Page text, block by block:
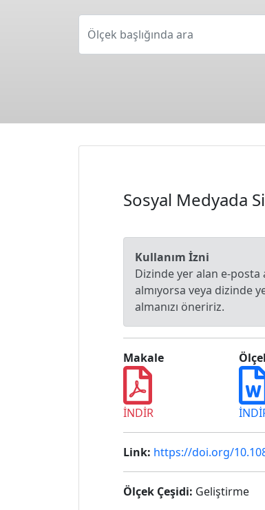
Ölçek başlığında ara
Sosyal Medyada
Kullanım İzni
Dizinde yer alan e-posta
almıyorsa veya dizinde
almanızı öneririz.
Makale
İNDİR
Link: https://doi.org/
Ölçek Çeşidi: Geliştirme